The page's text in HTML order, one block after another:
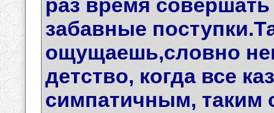
раз время
забавные
ощущаешь,словно
детство, когда все
симпатичным, таким